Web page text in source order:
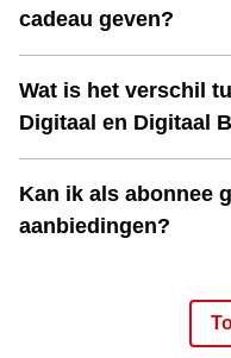
cadeau geven?
Wat is het verschil
Digitaal en Digitaal
Kan ik als abonnee
aanbiedingen?